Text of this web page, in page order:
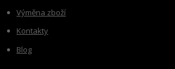
Výměna zboží
Kontakty
Blog